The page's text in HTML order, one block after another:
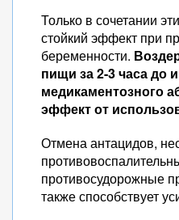
Только в сочетании
стойкий эффект при
беременности.
пищи за 2-3 часа до
медикаментозного
эффект от
Отмена антацидов,
противосудорожные
также способствует